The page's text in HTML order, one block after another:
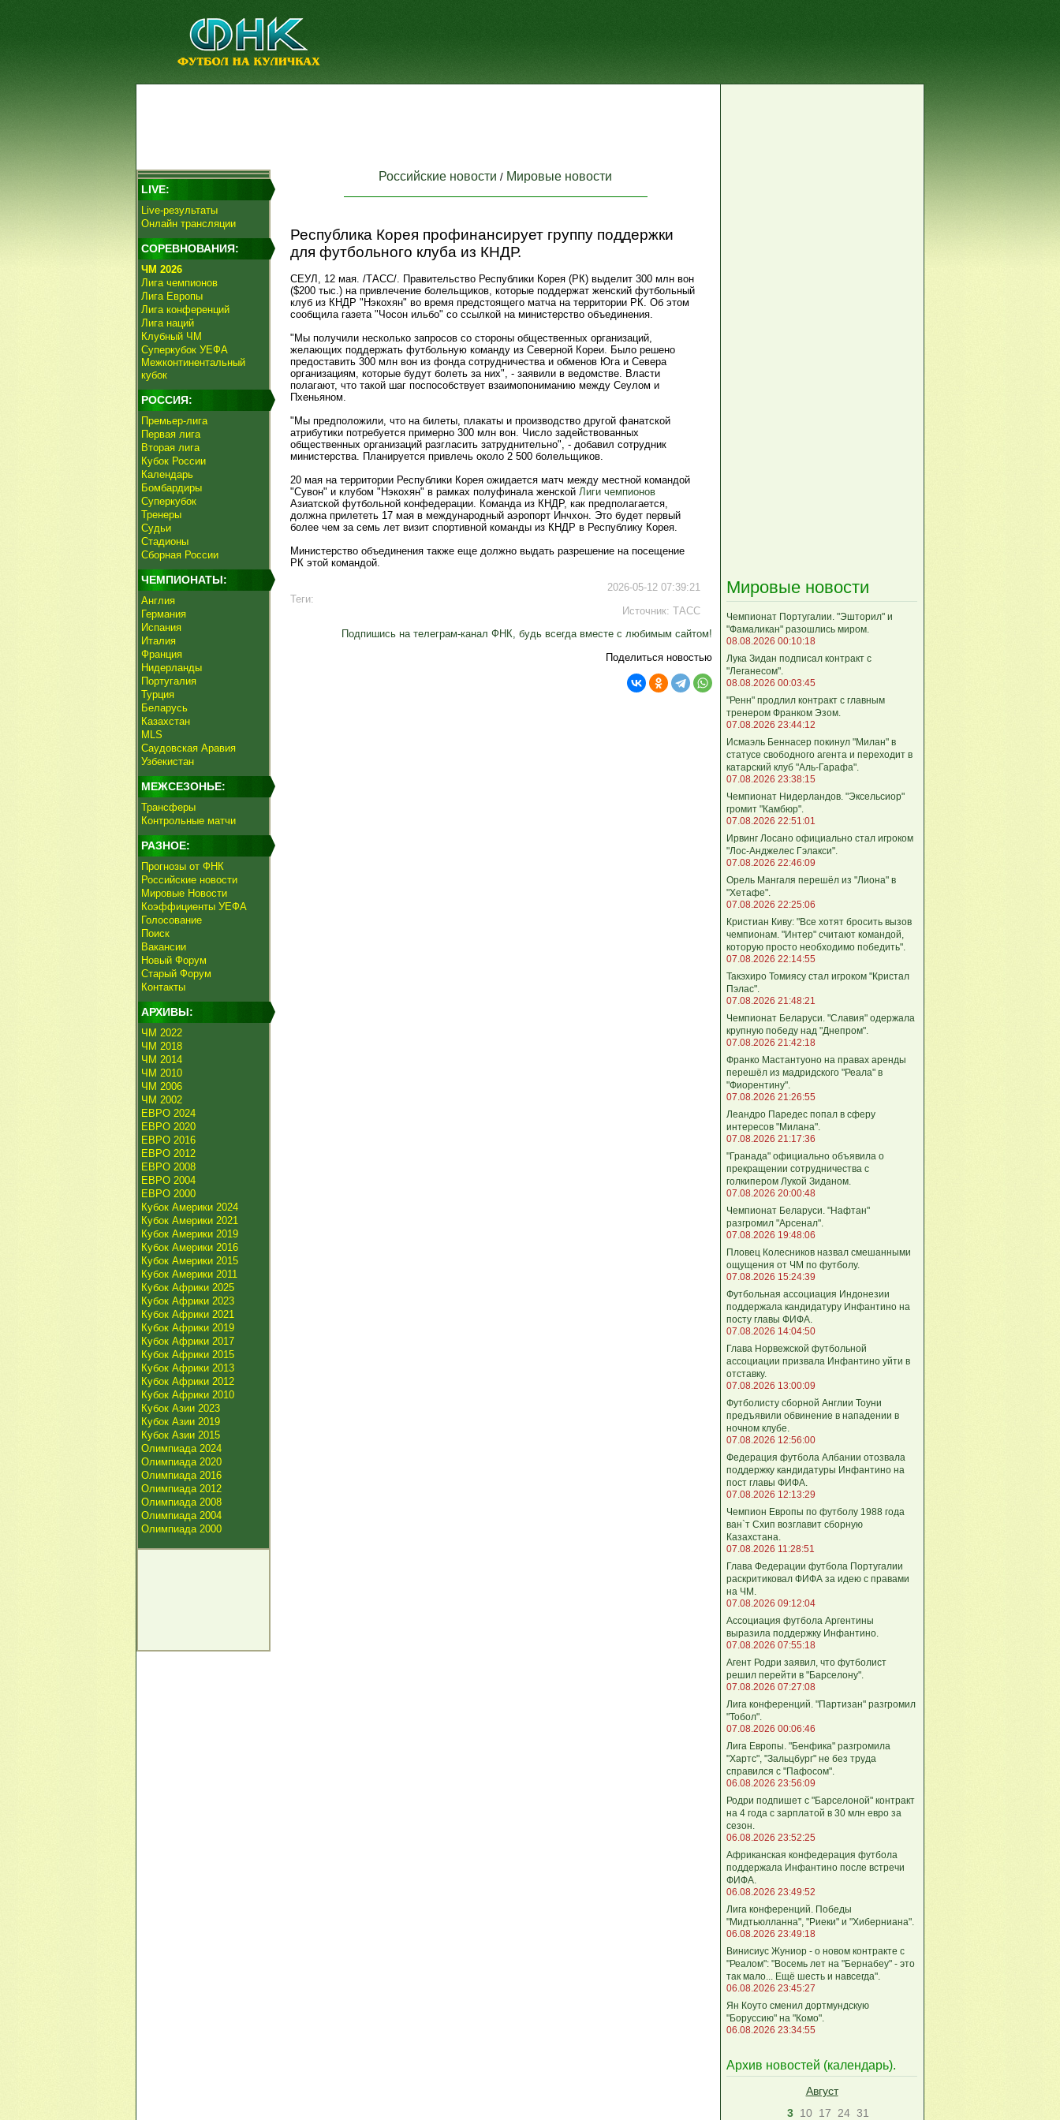
LIVE:
Live-результаты
Онлайн трансляции
СОРЕВНОВАНИЯ:
ЧМ 2026
Лига чемпионов
Лига Европы
Лига конференций
Лига наций
Клубный ЧМ
Суперкубок УЕФА
Межконтинентальный
кубок
РОССИЯ:
Премьер-лига
Первая лига
Вторая лига
Кубок России
Календарь
Бомбардиры
Суперкубок
Тренеры
Судьи
Стадионы
Сборная России
ЧЕМПИОНАТЫ:
Англия
Германия
Испания
Италия
Франция
Нидерланды
Португалия
Турция
Беларусь
Казахстан
MLS
Саудовская Аравия
Узбекистан
МЕЖСЕЗОНЬЕ:
Трансферы
Контрольные матчи
РАЗНОЕ:
Прогнозы от ФНК
Российские новости
Мировые Новости
Коэффициенты УЕФА
Голосование
Поиск
Вакансии
Новый Форум
Старый Форум
Контакты
АРХИВЫ:
ЧМ 2022
ЧМ 2018
ЧМ 2014
ЧМ 2010
ЧМ 2006
ЧМ 2002
ЕВРО 2024
ЕВРО 2020
ЕВРО 2016
ЕВРО 2012
ЕВРО 2008
ЕВРО 2004
ЕВРО 2000
Кубок Америки 2024
Кубок Америки 2021
Кубок Америки 2019
Кубок Америки 2016
Кубок Америки 2015
Кубок Америки 2011
Кубок Африки 2025
Кубок Африки 2023
Кубок Африки 2021
Кубок Африки 2019
Кубок Африки 2017
Кубок Африки 2015
Кубок Африки 2013
Кубок Африки 2012
Кубок Африки 2010
Кубок Азии 2023
Кубок Азии 2019
Кубок Азии 2015
Олимпиада 2024
Олимпиада 2020
Олимпиада 2016
Олимпиада 2012
Олимпиада 2008
Олимпиада 2004
Олимпиада 2000
Российские новости / Мировые новости
Республика Корея профинансирует группу поддержки
для футбольного клуба из КНДР.
СЕУЛ, 12 мая. /ТАСС/. Правительство Республики Корея (РК) выделит 300 млн вон
($200 тыс.) на привлечение болельщиков, которые поддержат женский футбольный
клуб из КНДР "Нэкохян" во время предстоящего матча на территории РК. Об этом
сообщила газета "Чосон ильбо" со ссылкой на министерство объединения.
"Мы получили несколько запросов со стороны общественных организаций,
желающих поддержать футбольную команду из Северной Кореи. Было решено
предоставить 300 млн вон из фонда сотрудничества и обменов Юга и Севера
организациям, которые будут болеть за них", - заявили в ведомстве. Власти
полагают, что такой шаг поспособствует взаимопониманию между Сеулом и
Пхеньяном.
"Мы предположили, что на билеты, плакаты и производство другой фанатской
атрибутики потребуется примерно 300 млн вон. Число задействованных
общественных организаций разгласить затруднительно", - добавил сотрудник
министерства. Планируется привлечь около 2 500 болельщиков.
20 мая на территории Республики Корея ожидается матч между местной командой
"Сувон" и клубом "Нэкохян" в рамках полуфинала женской Лиги чемпионов
Азиатской футбольной конфедерации. Команда из КНДР, как предполагается,
должна прилететь 17 мая в международный аэропорт Инчхон. Это будет первый
более чем за семь лет визит спортивной команды из КНДР в Республику Корея.
Министерство объединения также еще должно выдать разрешение на посещение
РК этой командой.
2026-05-12 07:39:21
Теги:
Источник: ТАСС
Подпишись на телеграм-канал ФНК, будь всегда вместе с любимым сайтом!
Поделиться новостью
Мировые новости
Чемпионат Португалии. "Эшторил" и
"Фамаликан" разошлись миром.
08.08.2026 00:10:18
Лука Зидан подписал контракт с
"Леганесом".
08.08.2026 00:03:45
"Ренн" продлил контракт с главным
тренером Франком Эзом.
07.08.2026 23:44:12
Исмаэль Беннасер покинул "Милан" в
статусе свободного агента и переходит в
катарский клуб "Аль-Гарафа".
07.08.2026 23:38:15
Чемпионат Нидерландов. "Эксельсиор"
громит "Камбюр".
07.08.2026 22:51:01
Ирвинг Лосано официально стал игроком
"Лос-Анджелес Гэлакси".
07.08.2026 22:46:09
Орель Мангаля перешёл из "Лиона" в
"Хетафе".
07.08.2026 22:25:06
Кристиан Киву: "Все хотят бросить вызов
чемпионам. "Интер" считают командой,
которую просто необходимо победить".
07.08.2026 22:14:55
Такэхиро Томиясу стал игроком "Кристал
Пэлас".
07.08.2026 21:48:21
Чемпионат Беларуси. "Славия" одержала
крупную победу над "Днепром".
07.08.2026 21:42:18
Франко Мастантуоно на правах аренды
перешёл из мадридского "Реала" в
"Фиорентину".
07.08.2026 21:26:55
Леандро Паредес попал в сферу
интересов "Милана".
07.08.2026 21:17:36
"Гранада" официально объявила о
прекращении сотрудничества с
голкипером Лукой Зиданом.
07.08.2026 20:00:48
Чемпионат Беларуси. "Нафтан"
разгромил "Арсенал".
07.08.2026 19:48:06
Пловец Колесников назвал смешанными
ощущения от ЧМ по футболу.
07.08.2026 15:24:39
Футбольная ассоциация Индонезии
поддержала кандидатуру Инфантино на
посту главы ФИФА.
07.08.2026 14:04:50
Глава Норвежской футбольной
ассоциации призвала Инфантино уйти в
отставку.
07.08.2026 13:00:09
Футболисту сборной Англии Тоуни
предъявили обвинение в нападении в
ночном клубе.
07.08.2026 12:56:00
Федерация футбола Албании отозвала
поддержку кандидатуры Инфантино на
пост главы ФИФА.
07.08.2026 12:13:29
Чемпион Европы по футболу 1988 года
ван`т Схип возглавит сборную
Казахстана.
07.08.2026 11:28:51
Глава Федерации футбола Португалии
раскритиковал ФИФА за идею с правами
на ЧМ.
07.08.2026 09:12:04
Ассоциация футбола Аргентины
выразила поддержку Инфантино.
07.08.2026 07:55:18
Агент Родри заявил, что футболист
решил перейти в "Барселону".
07.08.2026 07:27:08
Лига кoнференций. "Партизан" разгромил
"Тобол".
07.08.2026 00:06:46
Лига Европы. "Бенфика" разгромила
"Хартс", "Зальцбург" не без труда
справился с "Пафосом".
06.08.2026 23:56:09
Родри подпишет с "Барселоной" контракт
на 4 года с зарплатой в 30 млн евро за
сезон.
06.08.2026 23:52:25
Африканская конфедерация футбола
поддержала Инфантино после встречи
ФИФА.
06.08.2026 23:49:52
Лига кoнференций. Победы
"Мидтьюлланна", "Риеки" и "Хиберниана".
06.08.2026 23:49:18
Винисиус Жуниор - о новом контракте с
"Реалом": "Восемь лет на "Бернабеу" - это
так мало... Ещё шесть и навсегда".
06.08.2026 23:45:27
Ян Коуто сменил дортмундскую
"Боруссию" на "Комо".
06.08.2026 23:34:55
Архив новостей (календарь).
Август
3 10 17 24 31